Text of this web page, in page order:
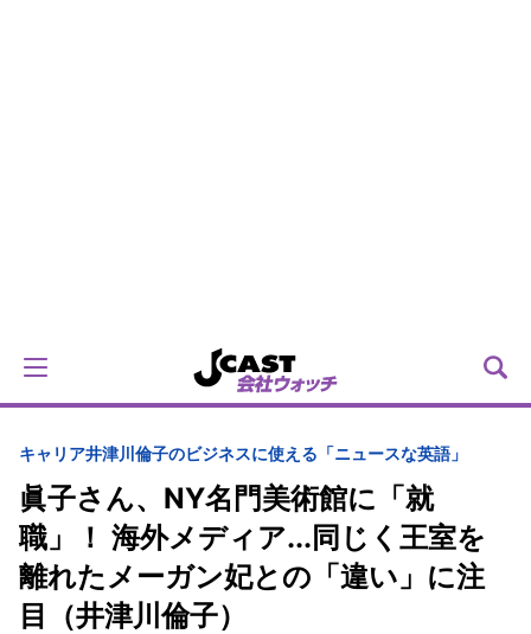
キャリア井津川倫子のビジネスに使える「ニュースな英語」
眞子さん、NY名門美術館に「就
職」！ 海外メディア...同じく王室を
離れたメーガン妃との「違い」に注
目（井津川倫子）